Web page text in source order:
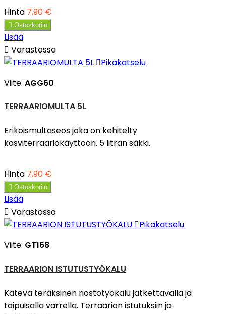
Hinta 7,90 €
 Ostoskoriin
Lisää
 Varastossa
Pikakatselu
Viite: AGG60
TERRAARIOMULTA 5L
Erikoismultaseos joka on kehitelty
kasviterraariokäyttöön. 5 litran säkki.
Hinta 7,90 €
 Ostoskoriin
Lisää
 Varastossa
Pikakatselu
Viite: GT168
TERRAARION ISTUTUSTYÖKALU
Kätevä teräksinen nostotyökalu jatkettavalla ja
taipuisalla varrella. Terraarion istutuksiin ja